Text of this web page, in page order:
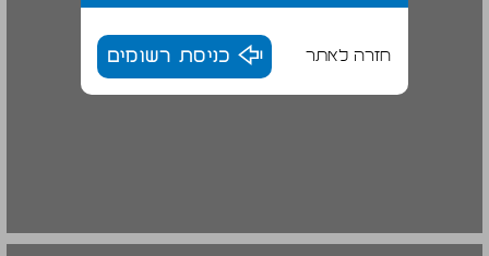
חזרה לאתר כניסת רשומים
לפני החוק ומאחוריו ... 19